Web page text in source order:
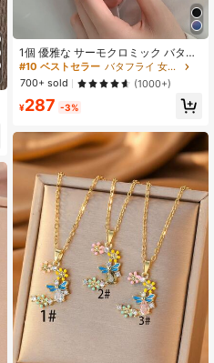
1個 優雅な サーモクロミック バタフ
ライ ペンダントネックレス、女性の
日常着、祝祭着、パーティー着に適
しています
#10 ベストセラー
バタフライ 女性のネックレス
700+ sold
(1000+)
¥287 -3%